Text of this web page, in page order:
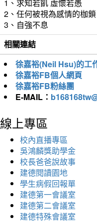
1、求知若飢 虛懷若愚
2、任何被視為感情的枷
3、自強不息
相關連結
徐嘉裕(Neil Hsu)的工
徐嘉裕FB個人網頁
徐嘉裕FB粉絲團
E-MAIL：
線上專區
校內直播專區
吳鴻麟獎助學金
校長爸爸說故事
建德閱讀園地
學生病假回報單
建德第一會議室
建德第二會議室
建德特殊會議室